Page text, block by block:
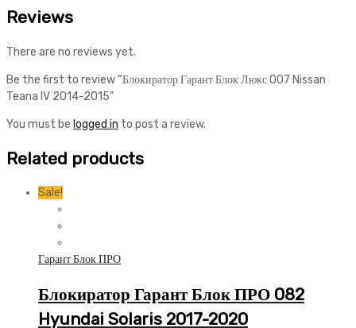
Reviews
There are no reviews yet.
Be the first to review “Блокиратор Гарант Блок Люкс 007 Nissan
Teana IV 2014-2015”
You must be logged in to post a review.
Related products
Sale!
Гарант Блок ПРО
Блокиратор Гарант Блок ПРО 082
Hyundai Solaris 2017-2020